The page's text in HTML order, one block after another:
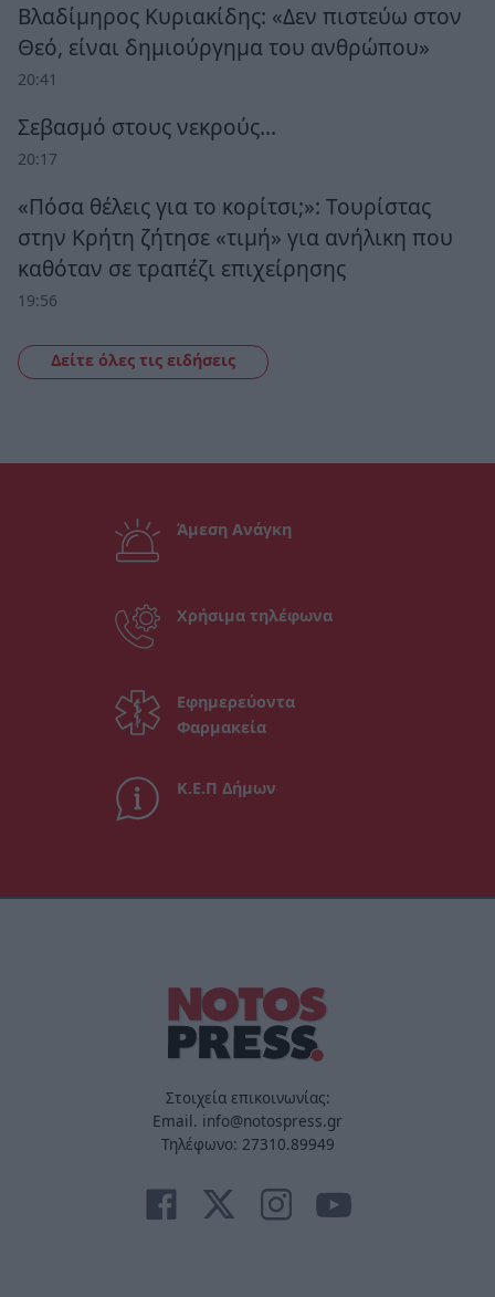
Βλαδίμηρος Κυριακίδης: «Δεν πιστεύω στον
Θεό, είναι δημιούργημα του ανθρώπου»
20:41
Σεβασμό στους νεκρούς…
20:17
«Πόσα θέλεις για το κορίτσι;»: Τουρίστας
στην Κρήτη ζήτησε «τιμή» για ανήλικη που
καθόταν σε τραπέζι επιχείρησης
19:56
Δείτε όλες τις ειδήσεις
Άμεση Ανάγκη
Χρήσιμα τηλέφωνα
Εφημερεύοντα
Φαρμακεία
Κ.Ε.Π Δήμων
Στοιχεία επικοινωνίας:
Email. info@notospress.gr
Τηλέφωνο: 27310.89949